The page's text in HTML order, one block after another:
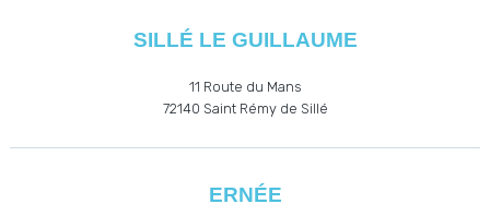
SILLÉ LE GUILLAUME
11 Route du Mans
72140 Saint Rémy de Sillé
ERNÉE